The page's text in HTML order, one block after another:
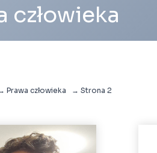
człowieka
Prawa człowieka → Strona 2